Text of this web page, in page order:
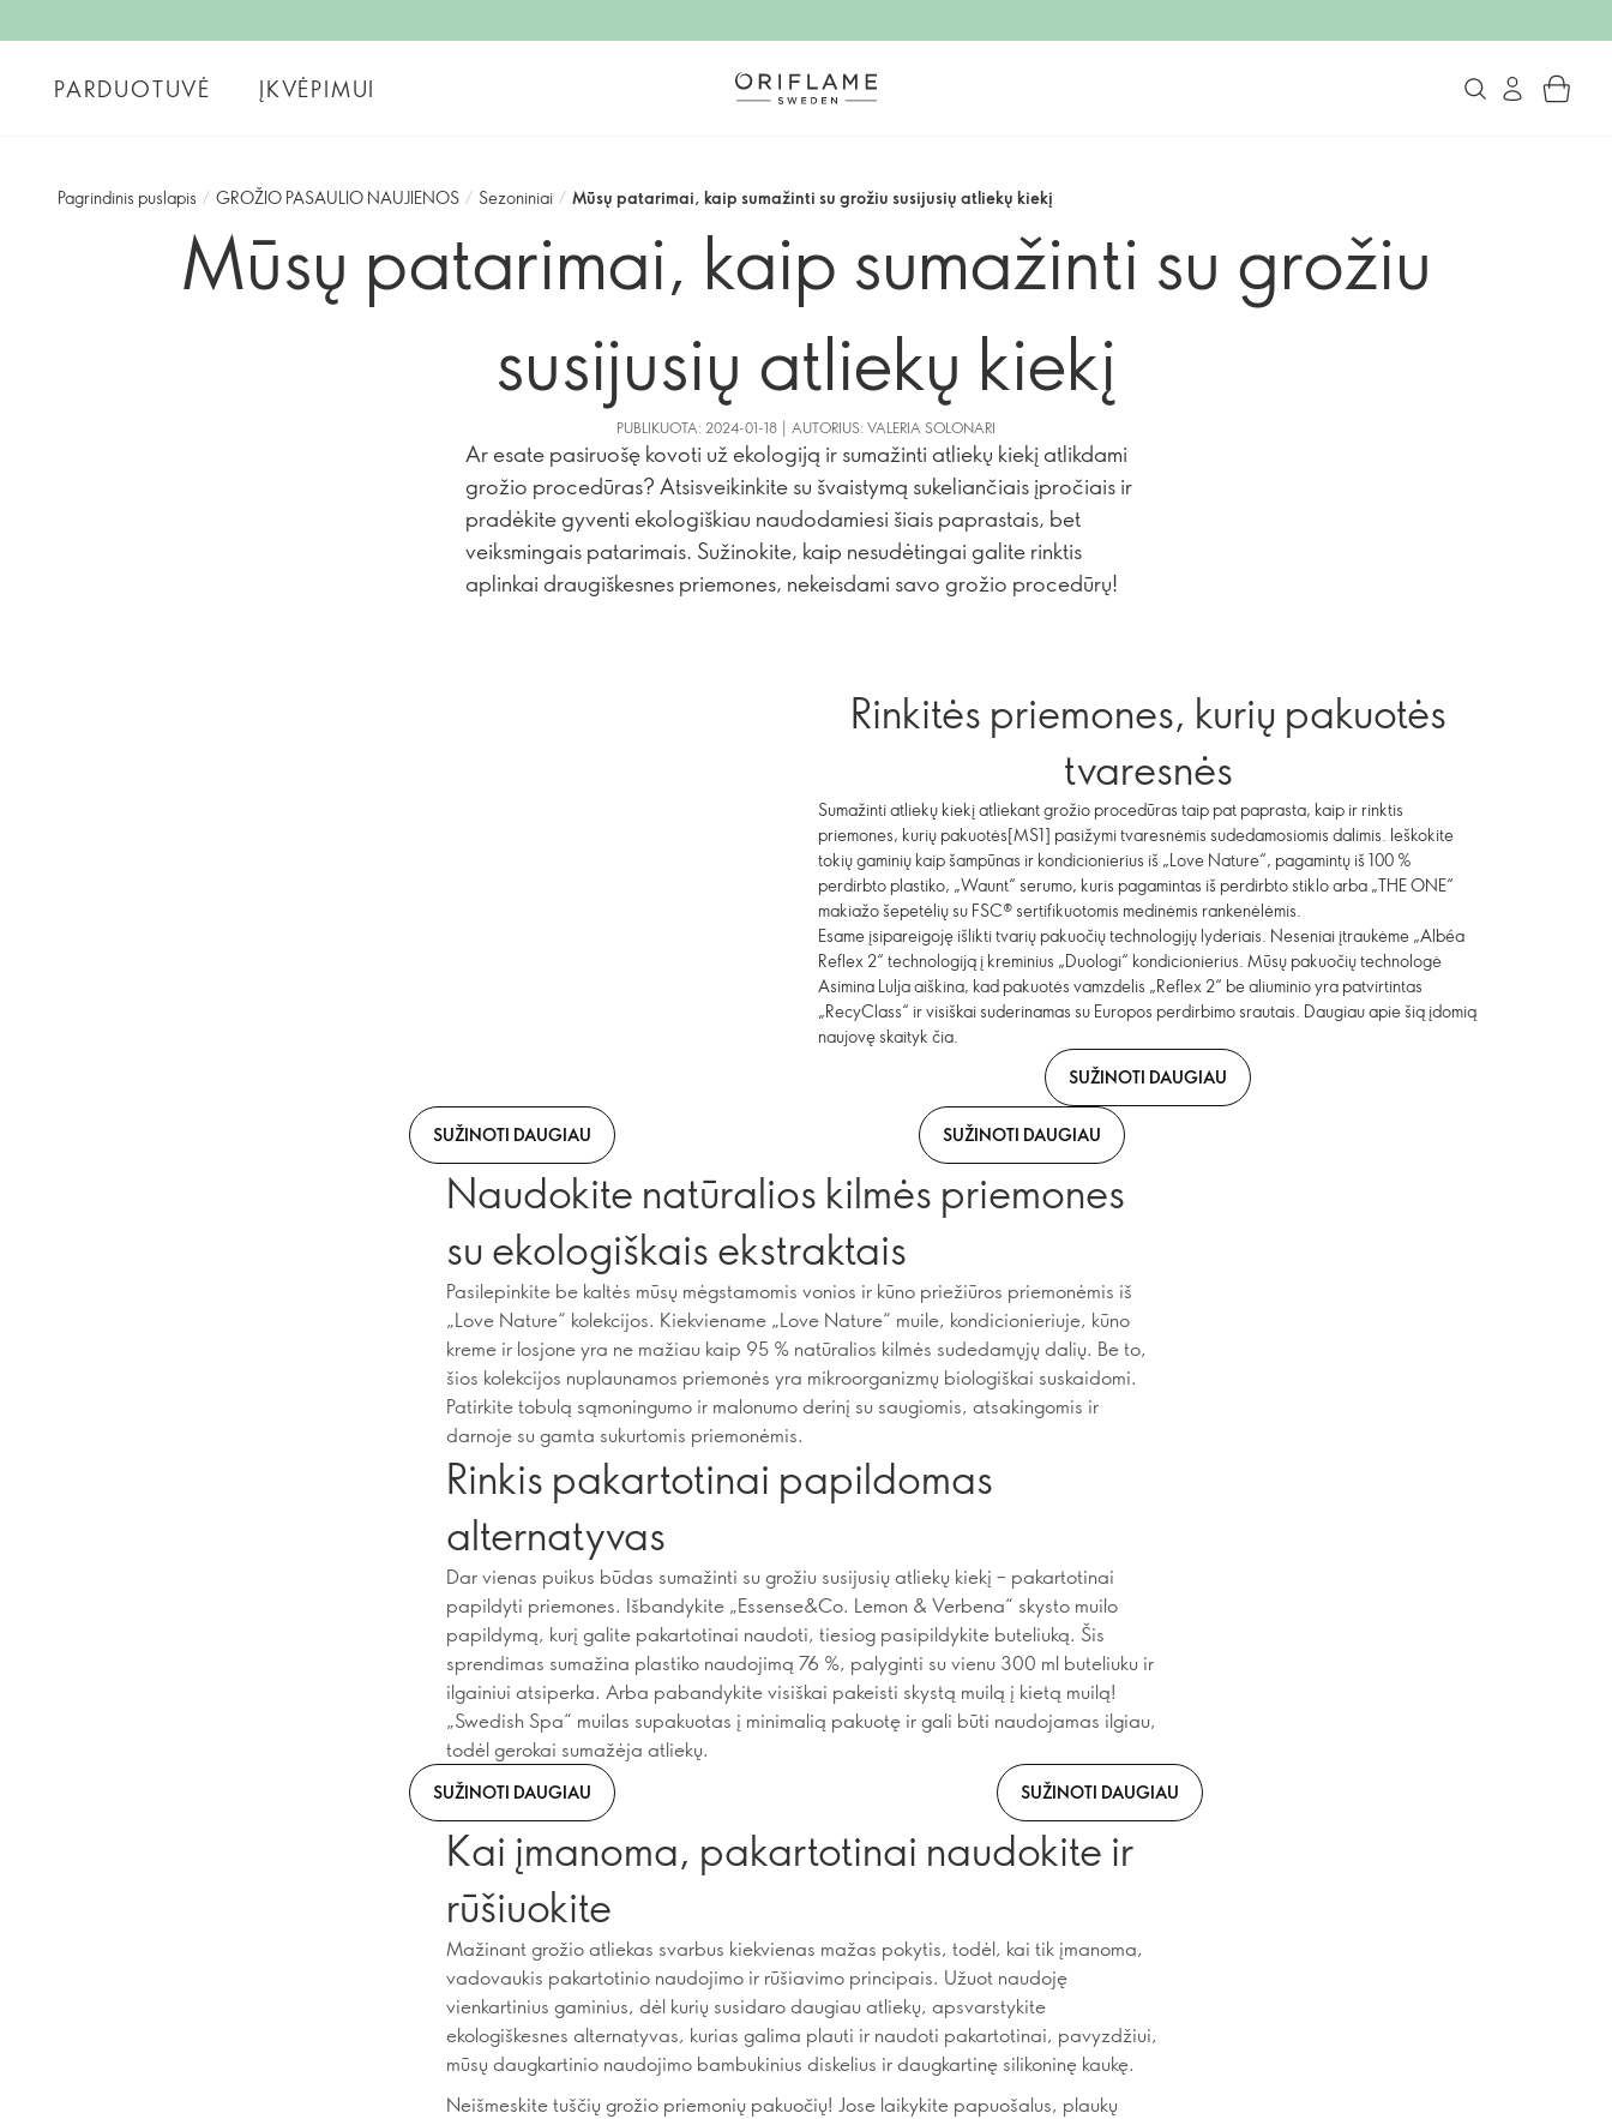
PARDUOTUVĖ ĮKVĖPIMUI
Pagrindinis puslapis / GROŽIO PASAULIO NAUJIENOS / Sezoniniai / Mūsų patarimai, kaip sumažinti su grožiu susijusių atliekų kiekį
Mūsų patarimai, kaip sumažinti su grožiu
susijusių atliekų kiekį
PUBLIKUOTA: 2024-01-18 | AUTORIUS: VALERIA SOLONARI
Ar esate pasiruošę kovoti už ekologiją ir sumažinti atliekų kiekį atlikdami
grožio procedūras? Atsisveikinkite su švaistymą sukeliančiais įpročiais ir
pradėkite gyventi ekologiškiau naudodamiesi šiais paprastais, bet
veiksmingais patarimais. Sužinokite, kaip nesudėtingai galite rinktis
aplinkai draugiškesnes priemones, nekeisdami savo grožio procedūrų!
Rinkitės priemones, kurių pakuotės
tvaresnės
Sumažinti atliekų kiekį atliekant grožio procedūras taip pat paprasta, kaip ir rinktis
priemones, kurių pakuotės[MS1] pasižymi tvaresnėmis sudedamosiomis dalimis. Ieškokite
tokių gaminių kaip šampūnas ir kondicionierius iš „Love Nature“, pagamintų iš 100 %
perdirbto plastiko, „Waunt“ serumo, kuris pagamintas iš perdirbto stiklo arba „THE ONE“
makiažo šepetėlių su FSC® sertifikuotomis medinėmis rankenėlėmis.
Esame įsipareigoję išlikti tvarių pakuočių technologijų lyderiais. Neseniai įtraukėme „Albéa
Reflex 2“ technologiją į kreminius „Duologi“ kondicionierius. Mūsų pakuočių technologė
Asimina Lulja aiškina, kad pakuotės vamzdelis „Reflex 2“ be aliuminio yra patvirtintas
„RecyClass“ ir visiškai suderinamas su Europos perdirbimo srautais. Daugiau apie šią įdomią
naujovę skaityk čia.
SUŽINOTI DAUGIAU
SUŽINOTI DAUGIAU SUŽINOTI DAUGIAU
Naudokite natūralios kilmės priemones
su ekologiškais ekstraktais
Pasilepinkite be kaltės mūsų mėgstamomis vonios ir kūno priežiūros priemonėmis iš
„Love Nature“ kolekcijos. Kiekviename „Love Nature“ muile, kondicionieriuje, kūno
kreme ir losjone yra ne mažiau kaip 95 % natūralios kilmės sudedamųjų dalių. Be to,
šios kolekcijos nuplaunamos priemonės yra mikroorganizmų biologiškai suskaidomi.
Patirkite tobulą sąmoningumo ir malonumo derinį su saugiomis, atsakingomis ir
darnoje su gamta sukurtomis priemonėmis.
Rinkis pakartotinai papildomas
alternatyvas
Dar vienas puikus būdas sumažinti su grožiu susijusių atliekų kiekį – pakartotinai
papildyti priemones. Išbandykite „Essense&Co. Lemon & Verbena“ skysto muilo
papildymą, kurį galite pakartotinai naudoti, tiesiog pasipildykite buteliuką. Šis
sprendimas sumažina plastiko naudojimą 76 %, palyginti su vienu 300 ml buteliuku ir
ilgainiui atsiperka. Arba pabandykite visiškai pakeisti skystą muilą į kietą muilą!
„Swedish Spa“ muilas supakuotas į minimalią pakuotę ir gali būti naudojamas ilgiau,
todėl gerokai sumažėja atliekų.
SUŽINOTI DAUGIAU SUŽINOTI DAUGIAU
Kai įmanoma, pakartotinai naudokite ir
rūšiuokite
Mažinant grožio atliekas svarbus kiekvienas mažas pokytis, todėl, kai tik įmanoma,
vadovaukis pakartotinio naudojimo ir rūšiavimo principais. Užuot naudoję
vienkartinius gaminius, dėl kurių susidaro daugiau atliekų, apsvarstykite
ekologiškesnes alternatyvas, kurias galima plauti ir naudoti pakartotinai, pavyzdžiui,
mūsų daugkartinio naudojimo bambukinius diskelius ir daugkartinę silikoninę kaukę.
Neišmeskite tuščių grožio priemonių pakuočių! Jose laikykite papuošalus, plaukų